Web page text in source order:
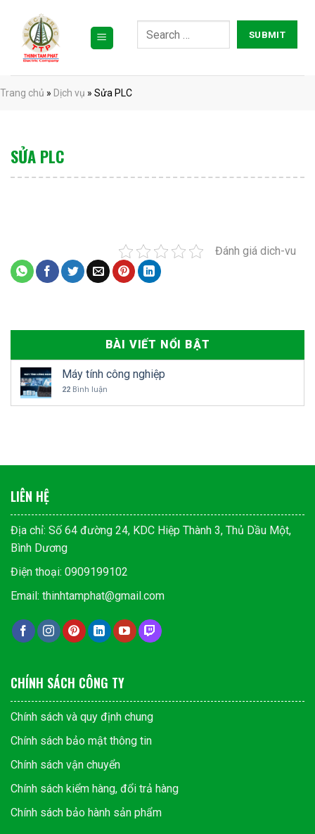
dung
Trang chủ » Dịch vụ » Sửa PLC
SỬA PLC
Đánh giá dich-vu
BÀI VIẾT NỔI BẬT
Máy tính công nghiệp
22 Bình luận
LIÊN HỆ
Địa chỉ: Số 64 đường 24, KDC Hiệp Thành 3, Thủ Dầu Một,
Bình Dương
Điện thoại: 0909199102
Email: thinhtamphat@gmail.com
CHÍNH SÁCH CÔNG TY
Chính sách và quy định chung
Chính sách bảo mật thông tin
Chính sách vận chuyển
Chính sách kiểm hàng, đổi trả hàng
Chính sách bảo hành sản phẩm